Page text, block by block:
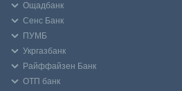
Ощадбанк
Сенс Банк
ПУМБ
Укргазбанк
Райффайзен Банк
ОТП банк